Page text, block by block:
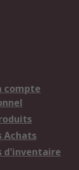
compte
Achats
d'inventaire